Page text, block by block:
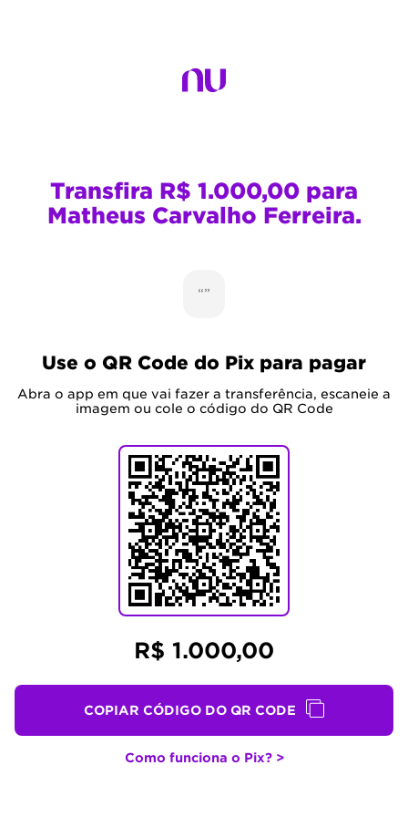
Transfira R$ 1.000,00 para
Matheus Carvalho Ferreira.
“”
Use o QR Code do Pix para pagar
Abra o app em que vai fazer a transferência, escaneie a
imagem ou cole o código do QR Code
R$ 1.000,00
COPIAR CÓDIGO DO QR CODE
Como funciona o Pix? >